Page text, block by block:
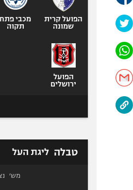
ספורט
אומנויות
הפועל קרית
שמונה
מכבי פתח
תקוה
הפועל
ירושלים
טבלה ליגת העל
מש׳